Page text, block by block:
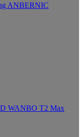
ANBERNIC
WANBO T2 Max